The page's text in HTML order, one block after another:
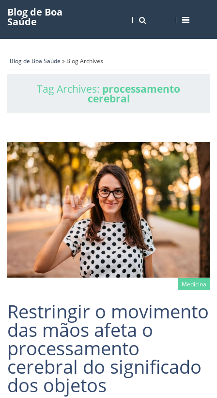
Blog de Boa
Saúde
Blog de Boa Saúde » Blog Archives
Tag Archives: processamento
cerebral
Medicina
Read more
Restringir o movimento
das mãos afeta o
processamento
cerebral do significado
dos objetos